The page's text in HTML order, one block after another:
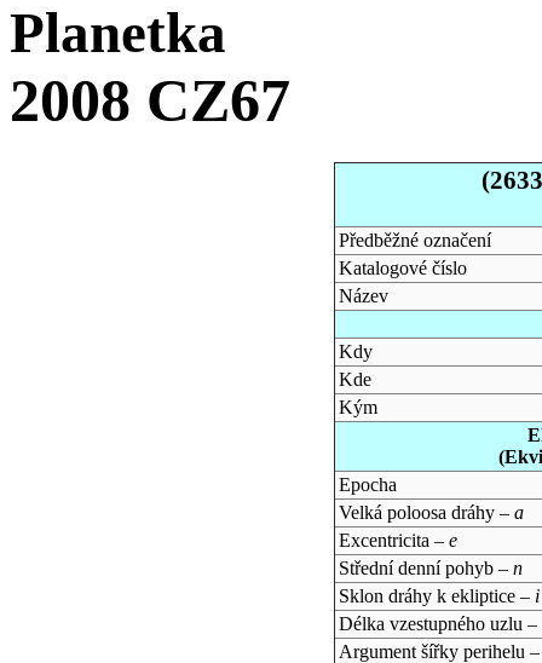
Planetka
2008 CZ67
Předběžné označení
Katalogové číslo
Název
Kdy
Kde
Kým
Epocha
Velká poloosa dráhy – a
Excentricita – e
Střední denní pohyb – n
Sklon dráhy k ekliptice – i
Délka vzestupného uzlu –
Argument šířky perihelu